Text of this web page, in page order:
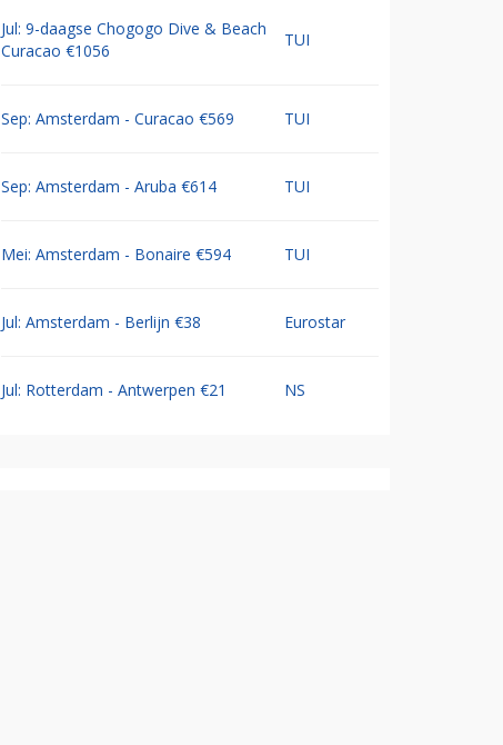
Jul: 9-daagse Chogogo Dive & Beach
Curacao €1056
TUI
Sep: Amsterdam - Curacao €569 TUI
Sep: Amsterdam - Aruba €614 TUI
Mei: Amsterdam - Bonaire €594 TUI
Jul: Amsterdam - Berlijn €38 Eurostar
Jul: Rotterdam - Antwerpen €21 NS